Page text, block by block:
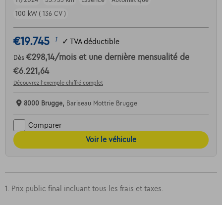
100 kW ( 136 CV )
€19.745 1 ✓ TVA déductible
Dès €298,14/mois et une dernière mensualité de
€6.221,64
Découvrez l’exemple chiffré complet
8000 Brugge, Bariseau Mottrie Brugge
Comparer
Voir le véhicule
1. Prix public final incluant tous les frais et taxes.